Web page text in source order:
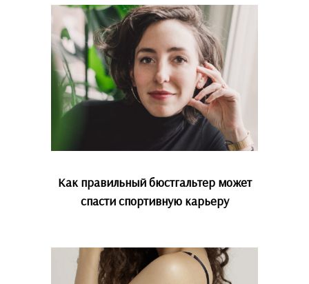
Как правильный бюстгальтер может
спасти спортивную карьеру